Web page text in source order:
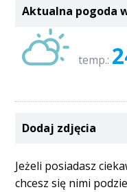
Aktualna pogoda
temp.:
Dodaj zdjęcia
Jeżeli posiadasz
chcesz się nimi